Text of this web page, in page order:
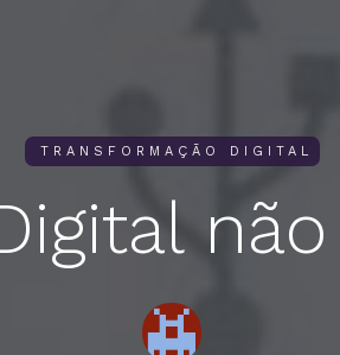
TRANSFORMAÇÃO DIGITAL